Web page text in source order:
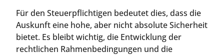
Für den Steuerpflichtigen bedeutet dies, dass die
Auskunft eine hohe, aber nicht absolute Sicherheit
bietet. Es bleibt wichtig, die Entwicklung der
rechtlichen Rahmenbedingungen und die